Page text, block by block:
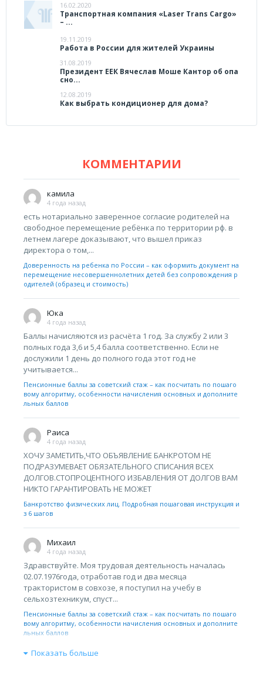
16.02.2020
Транспортная компания «Laser Trans Cargo»
– ...
19.11.2019
Работа в России для жителей Украины
31.08.2019
Президент ЕЕК Вячеслав Моше Кантор об опа
сно...
12.08.2019
Как выбрать кондиционер для дома?
КОММЕНТАРИИ
камила
4 года назад
есть нотариально заверенное согласие родителей на
свободное перемещение ребёнка по территории рф. в
летнем лагере доказывают, что вышел приказ
директора о том,...
Доверенность на ребенка по России – как оформить документ на
перемещение несовершеннолетних детей без сопровождения р
одителей (образец и стоимость)
Юка
4 года назад
Баллы начисляются из расчёта 1 год. За службу 2 или 3
полных года 3,6 и 5,4 балла соответственно. Если не
дослужили 1 день до полного года этот год не
учитывается...
Пенсионные баллы за советский стаж – как посчитать по пошаго
вому алгоритму, особенности начисления основных и дополните
льных баллов
Раиса
4 года назад
ХОЧУ ЗАМЕТИТЬ,ЧТО ОБЪЯВЛЕНИЕ БАНКРОТОМ НЕ
ПОДРАЗУМЕВАЕТ ОБЯЗАТЕЛЬНОГО СПИСАНИЯ ВСЕХ
ДОЛГОВ.СТОПРОЦЕНТНОГО ИЗБАВЛЕНИЯ ОТ ДОЛГОВ ВАМ
НИКТО ГАРАНТИРОВАТЬ НЕ МОЖЕТ
Банкротство физических лиц. Подробная пошаговая инструкция и
з 6 шагов
Михаил
4 года назад
Здравствуйте. Моя трудовая деятельность началась
02.07.1976года, отработав год и два месяца
трактористом в совхозе, я поступил на учебу в
сельхозтехникум, спуст...
Пенсионные баллы за советский стаж – как посчитать по пошаго
вому алгоритму, особенности начисления основных и дополните
льных баллов
Показать больше